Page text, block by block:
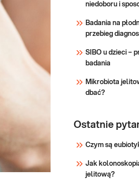
mykol.)
niedoboru i
Badania na
przebieg
SIBO u dzieci –
badania
Mikrobiota
dbać?
Ostatnie
Czym są
Jak
jelitową?